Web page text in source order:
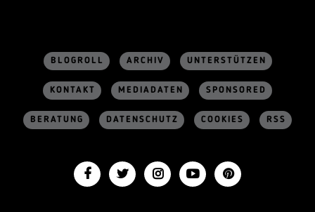
BLOGROLL ARCHIV UNTERSTÜTZEN
KONTAKT MEDIADATEN SPONSORED
BERATUNG DATENSCHUTZ COOKIES RSS